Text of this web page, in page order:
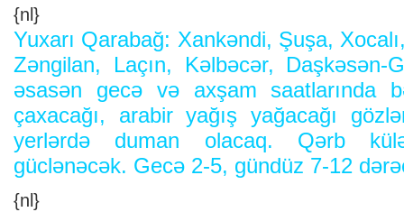
{nl}
Yuxarı Qarabağ: Xankəndi, Şuşa,
Zəngilan, Laçın, Kəlbəcər, Daşkəsən-
əsasən gecə və axşam saatlarında
çaxacağı, arabir yağış yağacağı
yerlərdə duman olacaq. Qərb
güclənəcək. Gecə 2-5, gündüz 7-12
{nl}